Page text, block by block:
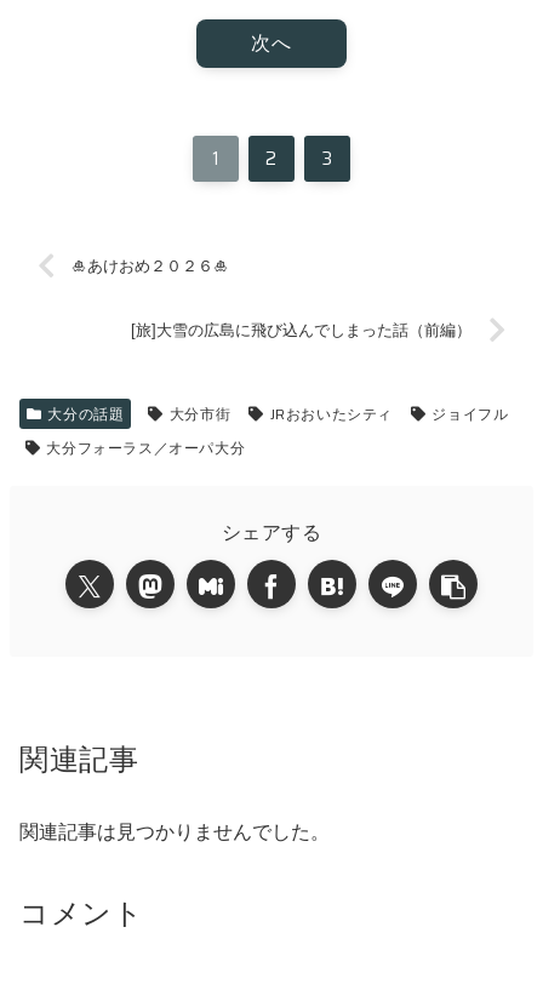
次へ
1 2 3
🎍あけおめ２０２６🎍
[旅]大雪の広島に飛び込んでしまった話（前編）
大分の話題 大分市街 JRおおいたシティ
ジョイフル
大分フォーラス／オーパ大分
シェアする
関連記事
関連記事は見つかりませんでした。
コメント